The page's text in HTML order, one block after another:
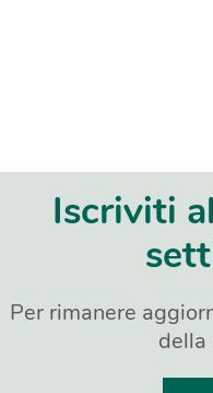
Iscriviti
Per rimanere
della